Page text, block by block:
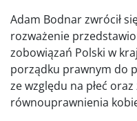
Adam Bodnar zwrócił
rozważenie
zobowiązań Polski w
porządku prawnym do
ze względu na płeć
równouprawnienia